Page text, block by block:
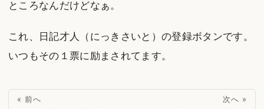
ところなんだけどなぁ。
これ、日記才人（にっきさいと）の登録ボタンです。
いつもその１票に励まされてます。
« 前へ 次へ »